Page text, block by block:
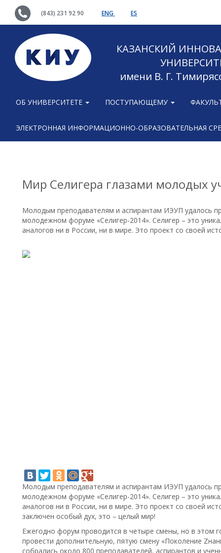
(843) 231 92 90 ENG ES
КАЗАНСКИЙ
имени В. Г.
ОБ УНИВЕРСИТЕТЕ ПОСТУПАЮЩЕМУ
ЭЛЕКТРОННАЯ ИНФОРМАЦИОННО-ОБРАЗОВАТЕЛЬНАЯ
Мир Селигера глазами молодых
Молодым преподавателям и аспирантам ИЭУП удалось
молодежном форуме «Селигер-2014». Селигер – это
аналогов ни в России, ни в мире. Это проект со своей
Молодым преподавателям и аспирантам ИЭУП удалось
молодежном форуме «Селигер-2014». Селигер – это
аналогов ни в России, ни в мире. Это проект со своей
заключен особый дух, это – целый мир!
Ежегодно форум проводится в четыре смены, но в этом
провести дополнительную, пятую смену «Поколение
собрались около 800 преподавателей, аспирантов и